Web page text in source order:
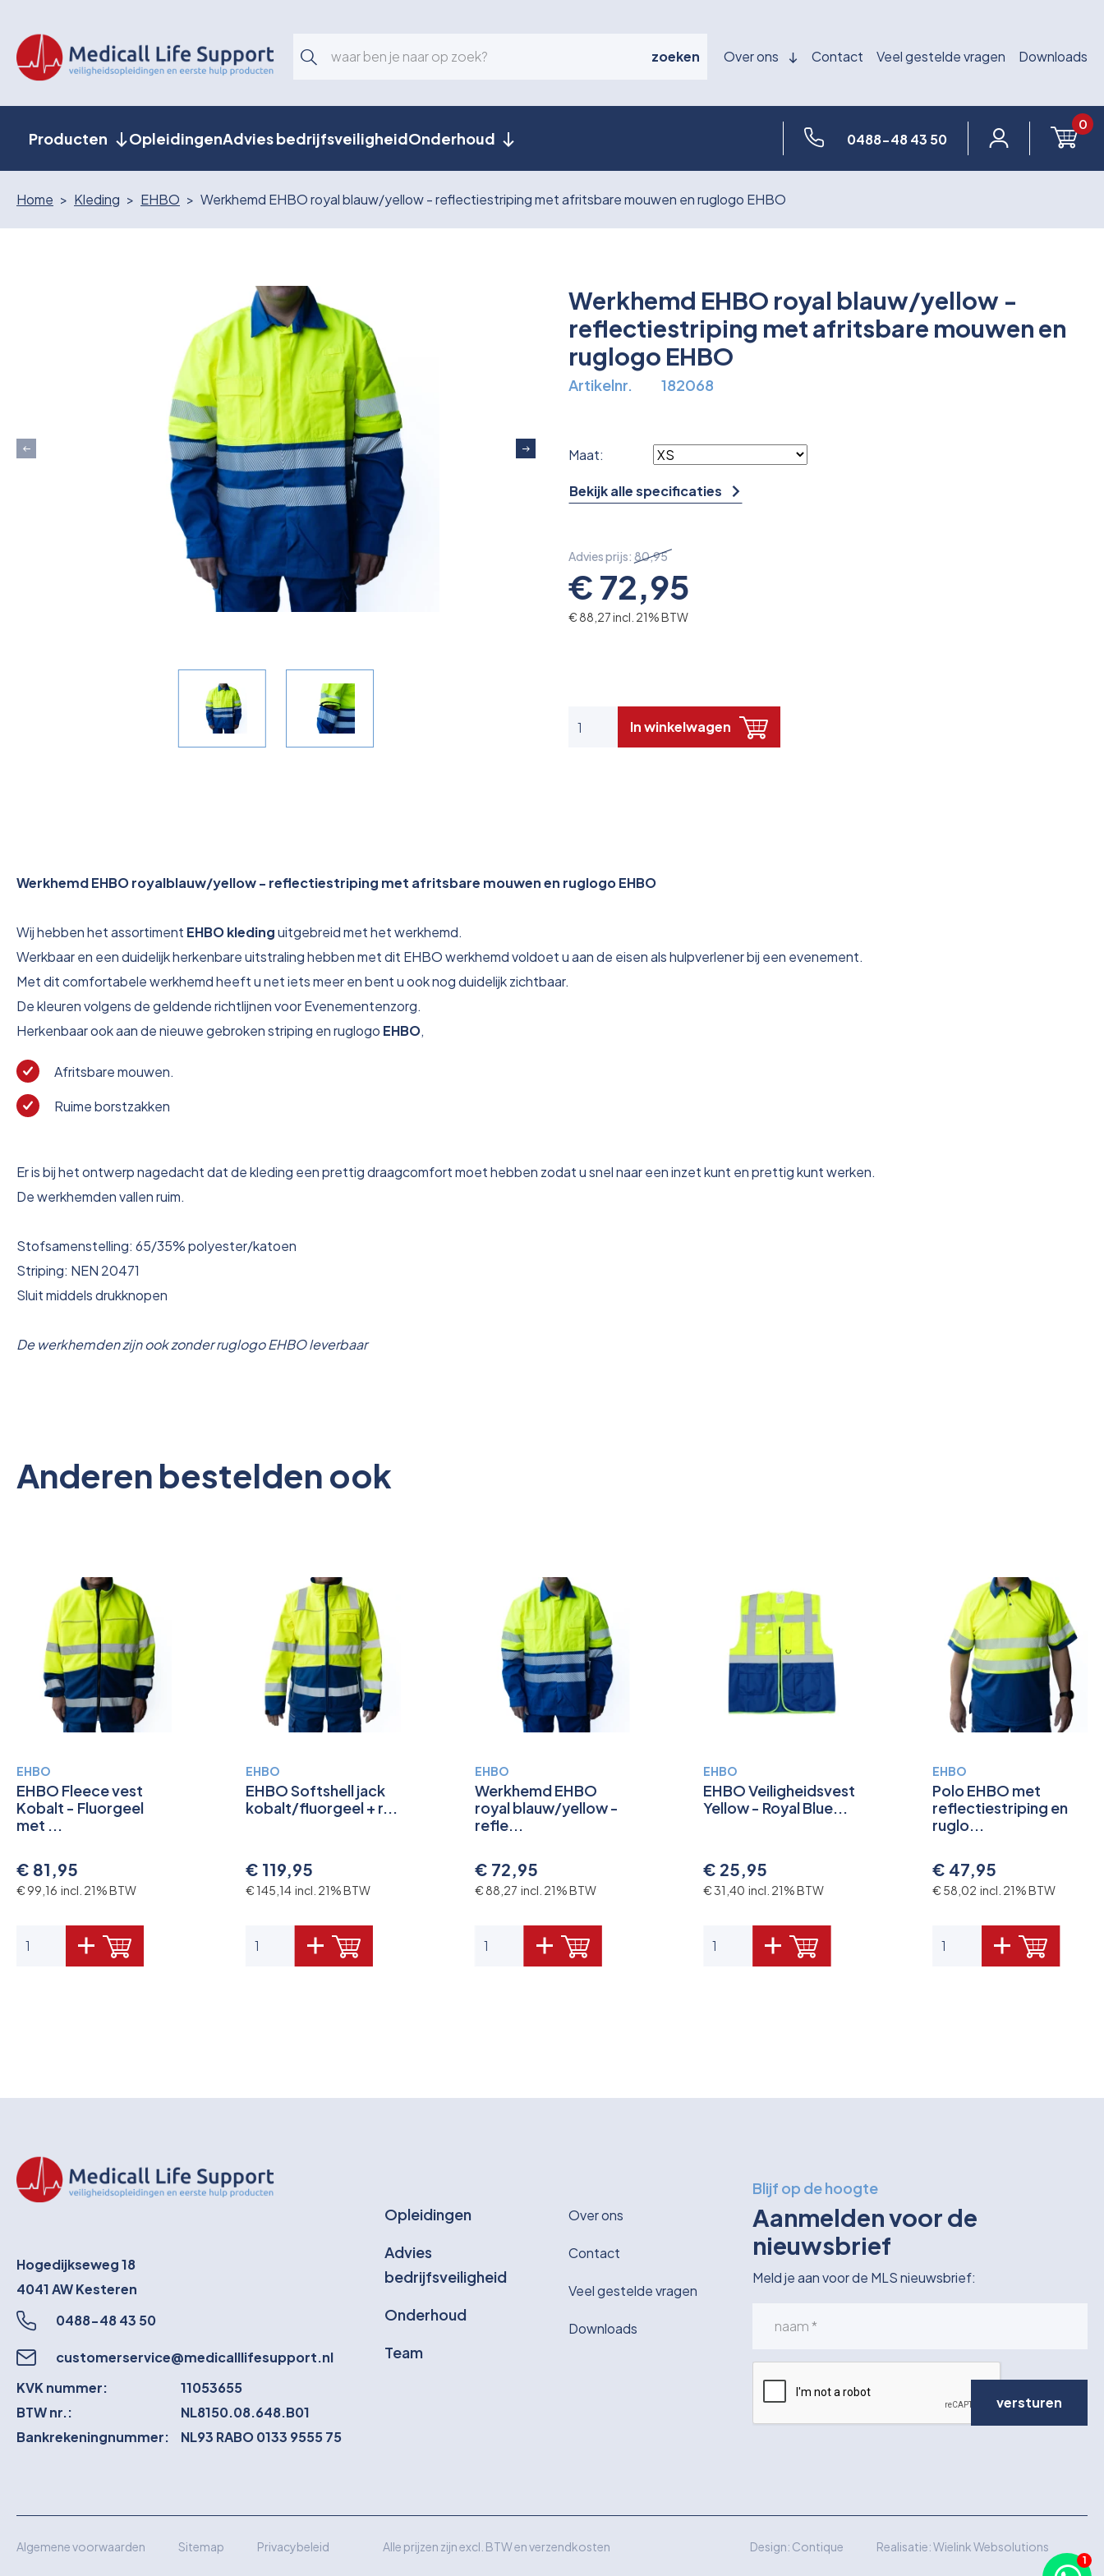
zoeken Over ons Contact Veel gestelde vragen Downloads
Producten OpleidingenAdvies bedrijfsveiligheidOnderhoud 0488-48 43 50
0
Home Kleding EHBO Werkhemd EHBO royal blauw/yellow - reflectiestriping met afritsbare mouwen en ruglogo EHBO
Werkhemd EHBO royal blauw/yellow -
reflectiestriping met afritsbare mouwen en
ruglogo EHBO
Artikelnr. 182068
Maat:
Bekijk alle specificaties
Advies prijs: 80,95
€ 72,95
€ 88,27 incl. 21% BTW
In winkelwagen
Werkhemd EHBO royalblauw/yellow - reflectiestriping met afritsbare mouwen en ruglogo EHBO
Wij hebben het assortiment EHBO kledinguitgebreid met het werkhemd.
Werkbaar en een duidelijk herkenbare uitstraling hebben met dit EHBO werkhemd voldoet u aan de eisen als hulpverlener bij een evenement.
Met dit comfortabele werkhemd heeft u net iets meer en bent u ook nog duidelijk zichtbaar.
De kleuren volgens de geldende richtlijnen voor Evenementenzorg.
Herkenbaar ook aan de nieuwe gebroken striping en ruglogo EHBO,
Afritsbare mouwen.
Ruime borstzakken
Er is bij het ontwerp nagedacht dat de kleding een prettig draagcomfort moet hebben zodat u snel naar een inzet kunt en prettig kunt werken.
De werkhemden vallen ruim.
Stofsamenstelling: 65/35% polyester/katoen
Striping: NEN 20471
Sluit middels drukknopen
De werkhemden zijn ook zonder ruglogo EHBO leverbaar
Anderen bestelden ook
EHBO
EHBO Fleece vest
Kobalt - Fluorgeel
met ...
€ 81,95
€ 99,16 incl. 21% BTW
EHBO
EHBO Softshell jack
kobalt/fluorgeel + r...
€ 119,95
€ 145,14 incl. 21% BTW
EHBO
Werkhemd EHBO
royal blauw/yellow -
refle...
€ 72,95
€ 88,27 incl. 21% BTW
EHBO
EHBO Veiligheidsvest
Yellow - Royal Blue...
€ 25,95
€ 31,40 incl. 21% BTW
EHBO
Polo EHBO met
reflectiestriping en
ruglo...
€ 47,95
€ 58,02 incl. 21% BTW
Hogedijkseweg 18
4041 AWKesteren
0488-48 43 50
customerservice@medicalllifesupport.nl
KVK nummer:
11053655
BTW nr.:
NL8150.08.648.B01
Bankrekeningnummer:
NL93 RABO 0133 9555 75
Opleidingen
Advies
bedrijfsveiligheid
Onderhoud
Team
Over ons
Contact
Veel gestelde vragen
Downloads
Blijf op de hoogte
Aanmelden voor de
nieuwsbrief
Meld je aan voor de MLS nieuwsbrief:
versturen
Algemene voorwaarden Sitemap Privacybeleid Alle prijzen zijn excl. BTW en verzendkosten Design: Contique Realisatie:Wielink Websolutions